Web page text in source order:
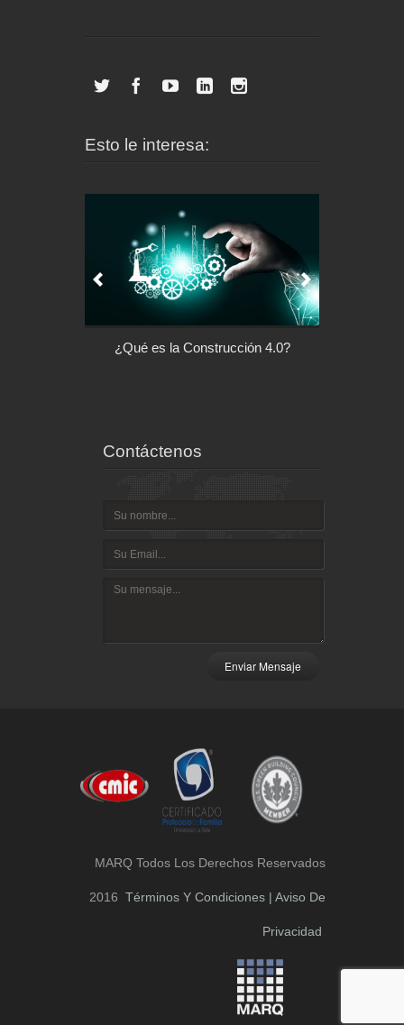
Esto le interesa:
¿Qué es la Construcción 4.0?
Contáctenos
Enviar Mensaje
MARQ Todos Los Derechos Reservados
2016 Términos Y Condiciones | Aviso De
Privacidad